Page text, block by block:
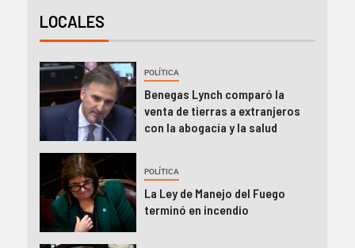
LOCALES
POLÍTICA
Benegas Lynch comparó la
venta de tierras a extranjeros
con la abogacía y la salud
POLÍTICA
La Ley de Manejo del Fuego
terminó en incendio